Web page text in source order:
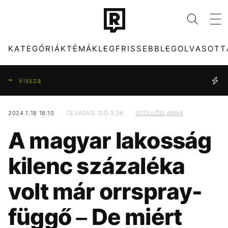
KATEGÓRIÁKTÉMÁKLEGFRISSEBB
ZENE DIVAT
KULTÚRA ENTR
FILM + SOROZAT TECH-TUDOMÁNY
SPORT TÁRSADALOM
FIDESZ SEBESTYÉN BALÁZS
KONCERT MADONNA
MAJKA MÉDIA
CELEB PARLAMENT
Vissza
2024.1.18 18:10 OLVASÁSI IDŐ 3:28 SZÖLLŐSI ANNA
A magyar lakosság
kilenc százaléka
volt már orrspray-
függő – De miért